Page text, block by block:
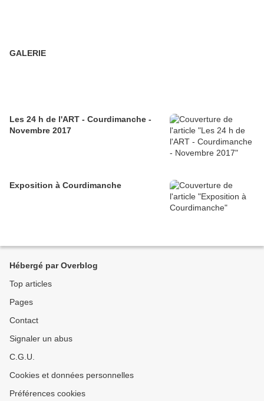
GALERIE
Les 24 h de l'ART - Courdimanche -
Novembre 2017
Exposition à Courdimanche
Hébergé par Overblog
Top articles
Pages
Contact
Signaler un abus
C.G.U.
Cookies et données personnelles
Préférences cookies